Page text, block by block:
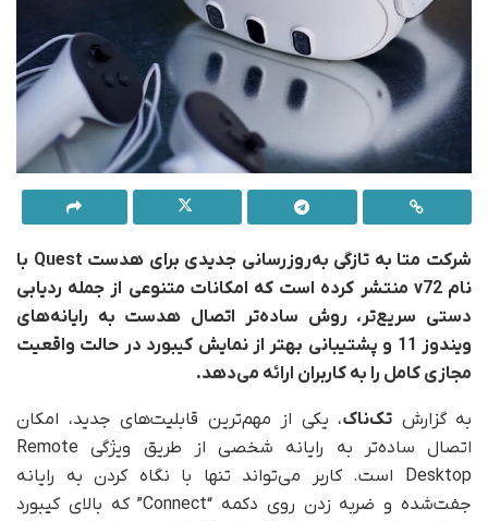
شرکت متا به‌ تازگی به‌روزرسانی جدیدی برای هدست Quest با
نام v72 منتشر کرده است که امکانات متنوعی از جمله ردیابی
دستی سریع‌تر، روش ساده‌تر اتصال هدست به رایانه‌های
ویندوز 11 و پشتیبانی بهتر از نمایش کیبورد در حالت واقعیت
مجازی کامل را به کاربران ارائه می‌دهد.
به گزارش تک‌ناک، یکی از مهم‌ترین قابلیت‌های جدید، امکان
اتصال ساده‌تر به رایانه شخصی از طریق ویژگی Remote
Desktop است. کاربر می‌تواند تنها با نگاه کردن به رایانه
جفت‌شده و ضربه زدن روی دکمه “Connect” که بالای کیبورد